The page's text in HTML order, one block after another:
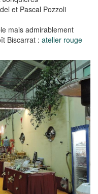
et Pascal Pozzoli
mais admirablement
Biscarrat : atelier rouge